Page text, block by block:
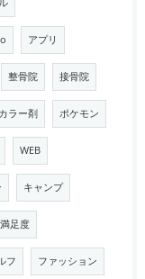
アプリ
整骨院 接骨院
ラー剤 ポケモン
WEB
キャンプ
足度
フ ファッション